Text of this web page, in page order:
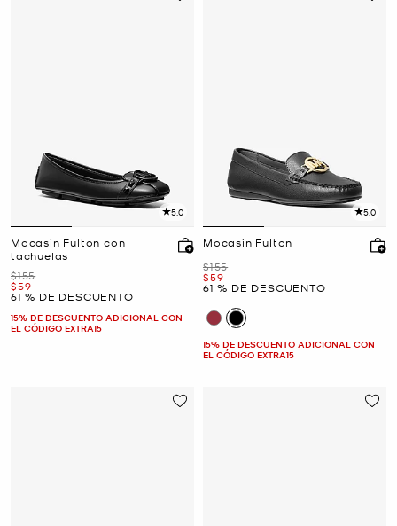
5.0
Mocasín Fulton con
tachuelas
Era
$155
Ahora
$59
61 % DE DESCUENTO
15% DE DESCUENTO ADICIONAL CON
EL CÓDIGO EXTRA15
5.0
Mocasín Fulton
Era
$155
Ahora
$59
61 % DE DESCUENTO
15% DE DESCUENTO ADICIONAL CON
EL CÓDIGO EXTRA15